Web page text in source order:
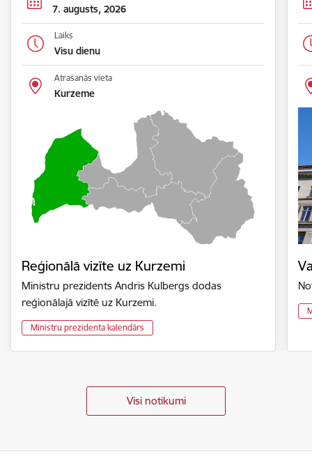
7. augusts, 2026
Laiks
Visu dienu
Atrašanās vieta
Kurzeme
Reģionālā vizīte uz Kurzemi
Ministru prezidents Andris Kulbergs dodas
reģionālajā vizītē uz Kurzemi.
Ministru prezidenta kalendārs
Visi notikumi